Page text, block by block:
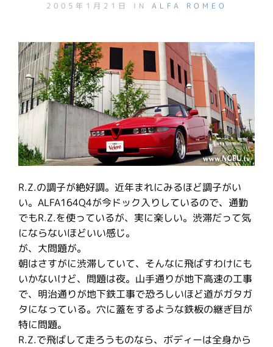
2005年1月21日 IN ALFA ROMEO
R.Z.の調子が絶好調。近年まれにみるほど調子がい
い。ALFA164Q4が今ドック入りしているので、通勤
でもR.Z.を使っているが、実に楽しい。渋滞だって気
にならないほどいい感じ。
が、大問題が。
朝はさすがに渋滞していて、そんなに飛ばすわけにも
いかないけど、問題は夜。山手通りが地下高速の工事
で、明治通りが地下鉄工事で恐ろしいほど道がガタガ
タになっている。穴に蓋をするような鉄板の継ぎ目が
特に問題。
R.Z.で飛ばして走ろうものなら、ボディーは全身から